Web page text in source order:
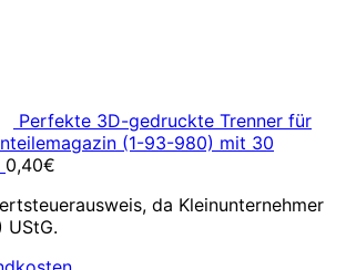
Perfekte 3D-gedruckte Trenner für
(1-93-980) mit 30
0,40€
da Kleinunternehmer
UStG.